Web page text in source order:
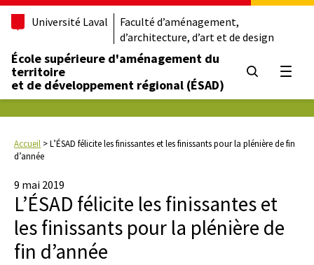
Université Laval
Faculté d’aménagement,
d’architecture, d’art et de design
École supérieure d'aménagement du
territoire
et de développement régional (ÉSAD)
Accueil >L’ÉSAD félicite les finissantes et les finissants pour la plénière de fin
d’année
9 mai 2019
L’ÉSAD félicite les finissantes et
les finissants pour la plénière de
fin d’année